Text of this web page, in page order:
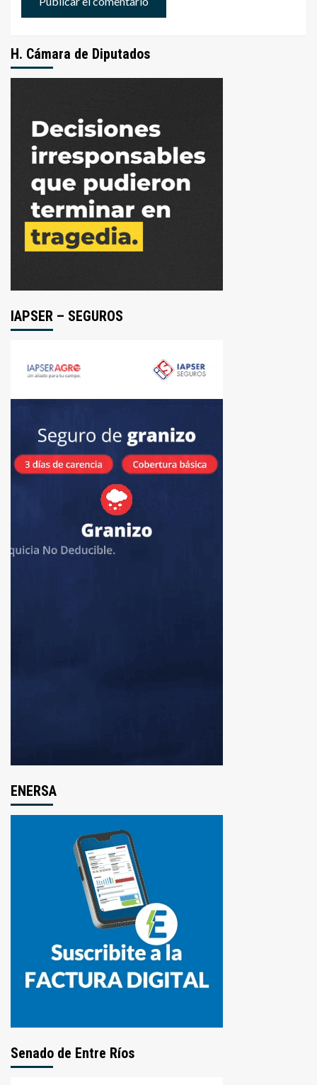
H. Cámara de Diputados
IAPSER – SEGUROS
ENERSA
Senado de Entre Ríos